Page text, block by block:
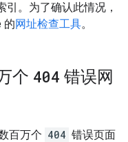
。为了确认此情况，
的网址检查工具。
个 404 错误网
百万个 404 错误页面